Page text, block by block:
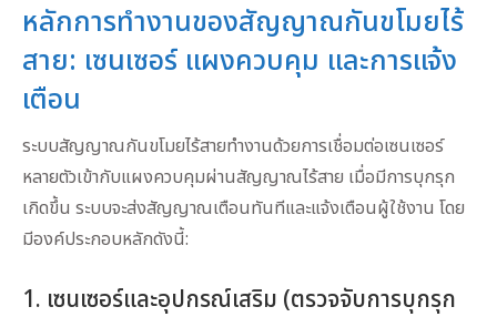
หลักการทำงานของสัญญาณกันขโมยไร้
สาย: เซนเซอร์ แผงควบคุม และการแจ้ง
เตือน
ระบบสัญญาณกันขโมยไร้สายทำงานด้วยการเชื่อมต่อเซนเซอร์
หลายตัวเข้ากับแผงควบคุมผ่านสัญญาณไร้สาย เมื่อมีการบุกรุก
เกิดขึ้น ระบบจะส่งสัญญาณเตือนทันทีและแจ้งเตือนผู้ใช้งาน โดย
มีองค์ประกอบหลักดังนี้:
1. เซนเซอร์และอุปกรณ์เสริม (ตรวจจับการบุกรุก